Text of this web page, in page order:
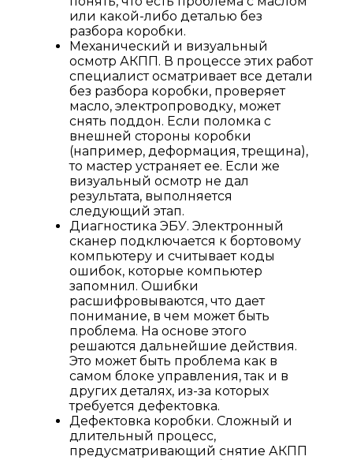
или какой-либо деталью без
разбора коробки.
Механический и визуальный
осмотр АКПП. В процессе этих работ
специалист осматривает все детали
без разбора коробки, проверяет
масло, электропроводку, может
снять поддон. Если поломка с
внешней стороны коробки
(например, деформация, трещина),
то мастер устраняет ее. Если же
визуальный осмотр не дал
результата, выполняется
следующий этап.
Диагностика ЭБУ. Электронный
сканер подключается к бортовому
компьютеру и считывает коды
ошибок, которые компьютер
запомнил. Ошибки
расшифровываются, что дает
понимание, в чем может быть
проблема. На основе этого
решаются дальнейшие действия.
Это может быть проблема как в
самом блоке управления, так и в
других деталях, из-за которых
требуется дефектовка.
Дефектовка коробки. Сложный и
длительный процесс,
предусматривающий снятие АКПП